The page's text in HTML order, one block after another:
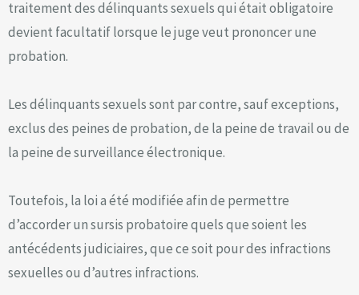
traitement des délinquants sexuels qui était obligatoire
devient facultatif lorsque le juge veut prononcer une
probation.
Les délinquants sexuels sont par contre, sauf exceptions,
exclus des peines de probation, de la peine de travail ou de
la peine de surveillance électronique.
Toutefois, la loi a été modifiée afin de permettre
d’accorder un sursis probatoire quels que soient les
antécédents judiciaires, que ce soit pour des infractions
sexuelles ou d’autres infractions.